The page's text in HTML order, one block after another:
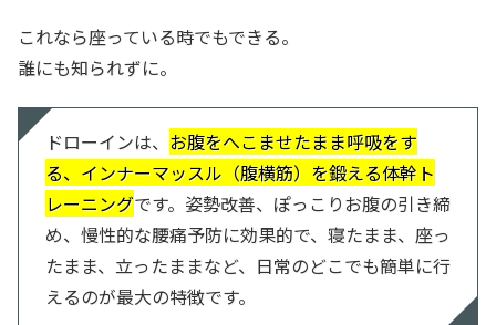
これなら座っている時でもできる。
誰にも知られずに。
ドローインは、 お腹をへこませたまま呼吸をす
る、インナーマッスル（腹横筋）を鍛える体幹ト
レーニングです。姿勢改善、ぽっこりお腹の引き締
め、慢性的な腰痛予防に効果的で、寝たまま、座っ
たまま、立ったままなど、日常のどこでも簡単に行
えるのが最大の特徴です。